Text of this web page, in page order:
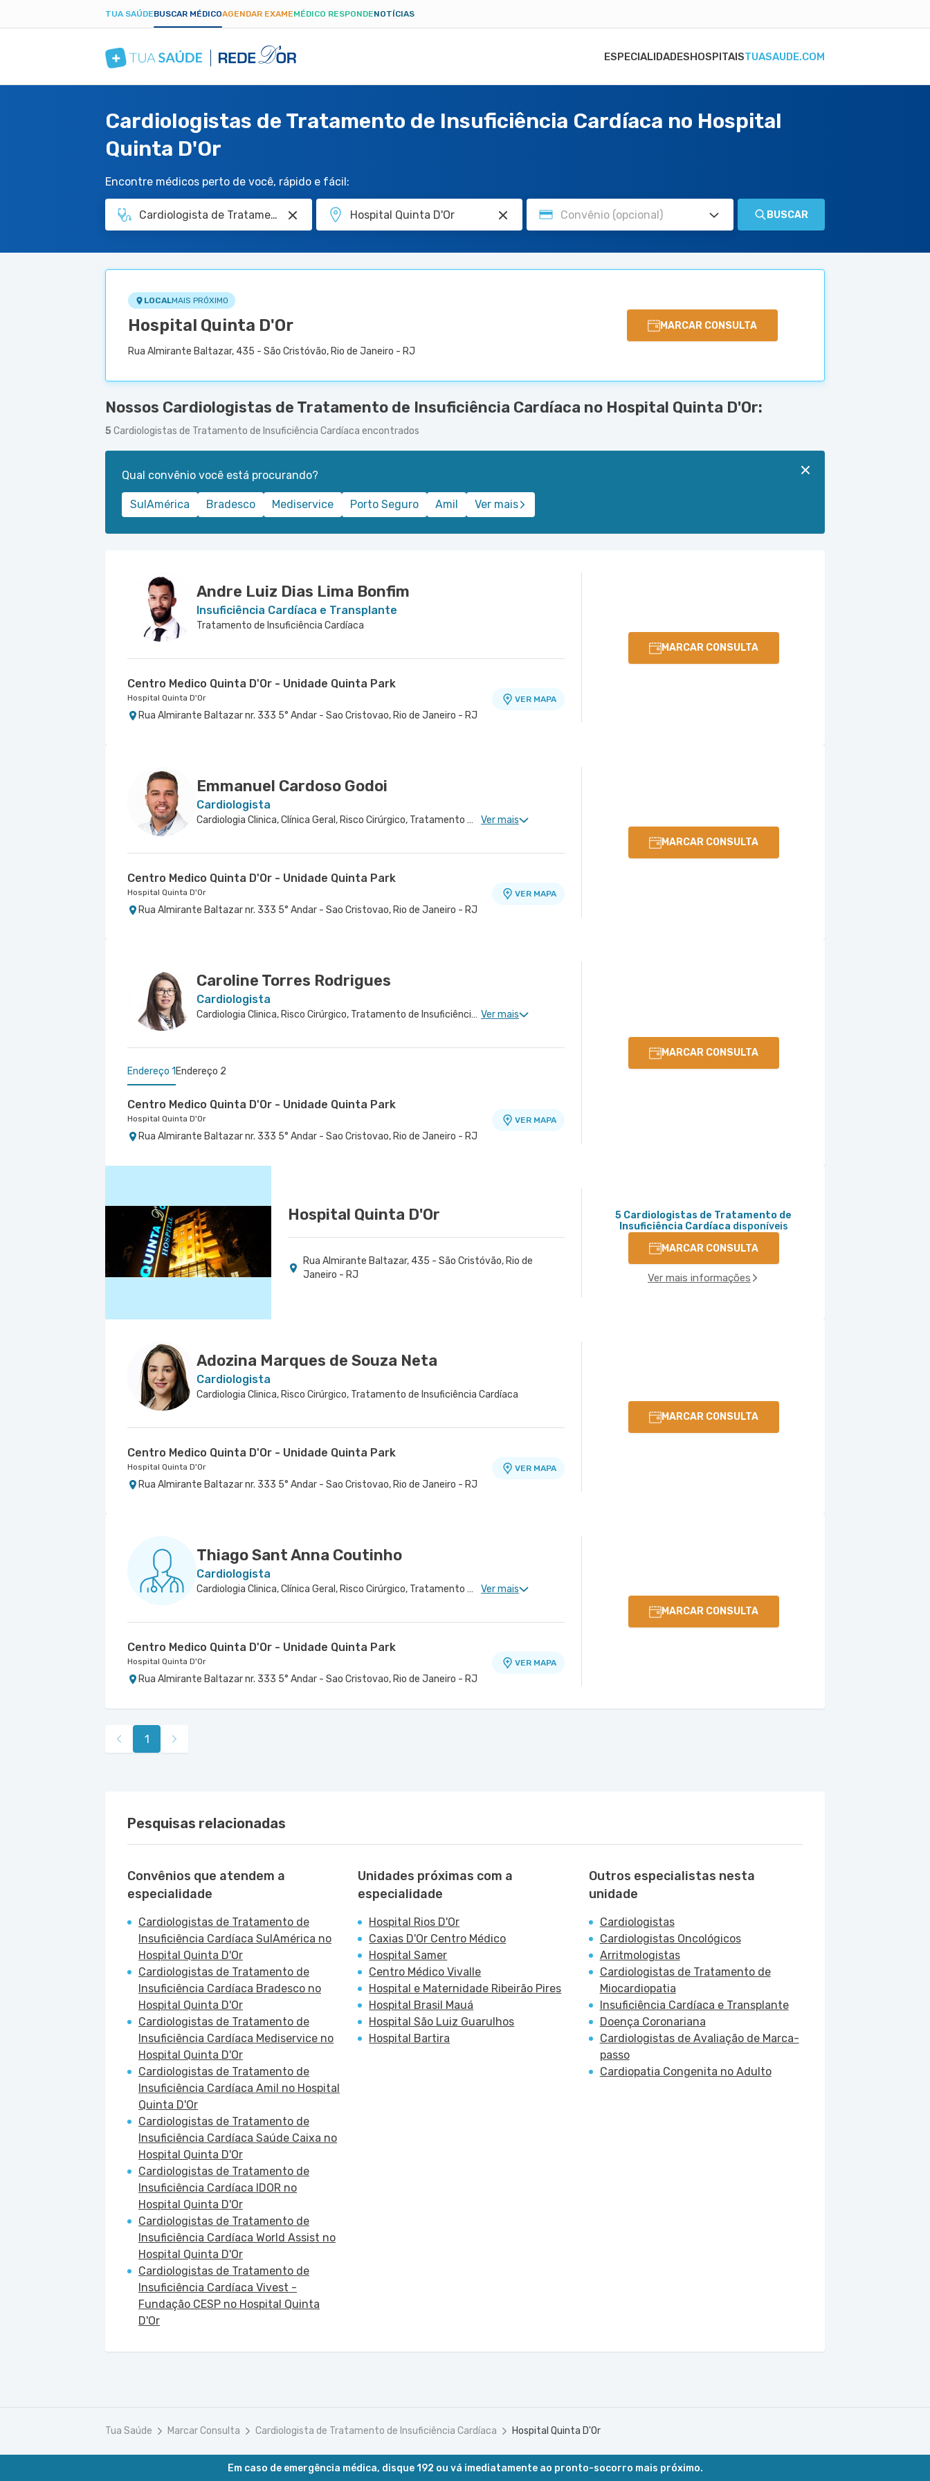
TUA SAÚDEBUSCAR MÉDICOAGENDAR EXAMEMÉDICO RESPONDENOTÍCIAS
ESPECIALIDADESHOSPITAISTUASAUDE.COM
Cardiologistas de Tratamento de Insuficiência Cardíaca no Hospital
Quinta D'Or
Encontre médicos perto de você, rápido e fácil:
BUSCAR
LOCALMAIS PRÓXIMO
Hospital Quinta D'Or
Rua Almirante Baltazar, 435 - São Cristóvão, Rio de Janeiro - RJ
MARCAR CONSULTA
Nossos Cardiologistas de Tratamento de Insuficiência Cardíaca no Hospital Quinta D'Or:
5 Cardiologistas de Tratamento de Insuficiência Cardíaca encontrados
Qual convênio você está procurando?
SulAmérica Bradesco Mediservice Porto Seguro Amil Ver mais
Andre Luiz Dias Lima Bonfim
Insuficiência Cardíaca e Transplante
Tratamento de Insuficiência Cardíaca
MARCAR CONSULTA
Centro Medico Quinta D'Or - Unidade Quinta Park
Hospital Quinta D'Or
Rua Almirante Baltazar nr. 333 5° Andar - Sao Cristovao, Rio de Janeiro - RJ
VER MAPA
Emmanuel Cardoso Godoi
Cardiologista
Cardiologia Clinica, Clínica Geral, Risco Cirúrgico, Tratamento de Miocardiopatia, Tratamento de Insuficiência Cardíaca, Doença Coronariana, Hipertensão Arterial Refratária
Ver mais
MARCAR CONSULTA
Centro Medico Quinta D'Or - Unidade Quinta Park
Hospital Quinta D'Or
Rua Almirante Baltazar nr. 333 5° Andar - Sao Cristovao, Rio de Janeiro - RJ
VER MAPA
Caroline Torres Rodrigues
Cardiologista
Cardiologia Clinica, Risco Cirúrgico, Tratamento de Insuficiência Cardíaca, Doença Coronariana Ver mais
MARCAR CONSULTA
Endereço 1 Endereço 2
Centro Medico Quinta D'Or - Unidade Quinta Park
Hospital Quinta D'Or
Rua Almirante Baltazar nr. 333 5° Andar - Sao Cristovao, Rio de Janeiro - RJ
VER MAPA
Caxias D'Or Centro Médico
Hospital Quinta D'Or
Rua Almirante Baltazar, 435 - São Cristóvão, Rio de
Janeiro - RJ
5 Cardiologistas de Tratamento de
Insuficiência Cardíaca disponíveis
MARCAR CONSULTA
Ver mais informações
Adozina Marques de Souza Neta
Cardiologista
Cardiologia Clinica, Risco Cirúrgico, Tratamento de Insuficiência Cardíaca
MARCAR CONSULTA
Centro Medico Quinta D'Or - Unidade Quinta Park
Hospital Quinta D'Or
Rua Almirante Baltazar nr. 333 5° Andar - Sao Cristovao, Rio de Janeiro - RJ
VER MAPA
Thiago Sant Anna Coutinho
Cardiologista
Cardiologia Clinica, Clínica Geral, Risco Cirúrgico, Tratamento de Insuficiência Cardíaca, Cardiologia Oncológica
Ver mais
MARCAR CONSULTA
Centro Medico Quinta D'Or - Unidade Quinta Park
Hospital Quinta D'Or
Rua Almirante Baltazar nr. 333 5° Andar - Sao Cristovao, Rio de Janeiro - RJ
VER MAPA
1
Pesquisas relacionadas
Convênios que atendem a
especialidade
Cardiologistas de Tratamento de
Insuficiência Cardíaca SulAmérica no
Hospital Quinta D'Or
Cardiologistas de Tratamento de
Insuficiência Cardíaca Bradesco no
Hospital Quinta D'Or
Cardiologistas de Tratamento de
Insuficiência Cardíaca Mediservice no
Hospital Quinta D'Or
Cardiologistas de Tratamento de
Insuficiência Cardíaca Amil no Hospital
Quinta D'Or
Cardiologistas de Tratamento de
Insuficiência Cardíaca Saúde Caixa no
Hospital Quinta D'Or
Cardiologistas de Tratamento de
Insuficiência Cardíaca IDOR no
Hospital Quinta D'Or
Cardiologistas de Tratamento de
Insuficiência Cardíaca World Assist no
Hospital Quinta D'Or
Cardiologistas de Tratamento de
Insuficiência Cardíaca Vivest -
Fundação CESP no Hospital Quinta
D'Or
Unidades próximas com a
especialidade
Hospital Rios D'Or
Caxias D'Or Centro Médico
Hospital Samer
Centro Médico Vivalle
Hospital e Maternidade Ribeirão Pires
Hospital Brasil Mauá
Hospital São Luiz Guarulhos
Hospital Bartira
Outros especialistas nesta
unidade
Cardiologistas
Cardiologistas Oncológicos
Arritmologistas
Cardiologistas de Tratamento de
Miocardiopatia
Insuficiência Cardíaca e Transplante
Doença Coronariana
Cardiologistas de Avaliação de Marca-
passo
Cardiopatia Congenita no Adulto
Tua Saúde Marcar Consulta Cardiologista de Tratamento de Insuficiência Cardíaca Hospital Quinta D'Or
Em caso de emergência médica, disque 192 ou vá imediatamente ao pronto-socorro mais próximo.